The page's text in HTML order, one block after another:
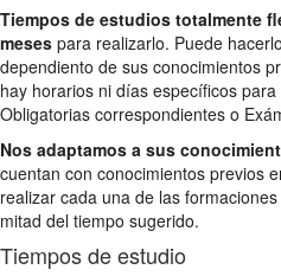
Tiempos de estudios totalmente
meses para realizarlo. Puede
dependiento de sus conocimientos
hay horarios ni días específicos
Obligatorias correspondientes o
Nos adaptamos a sus
cuentan con conocimientos previos
realizar cada una de las
mitad del tiempo sugerido.
Tiempos de estudio